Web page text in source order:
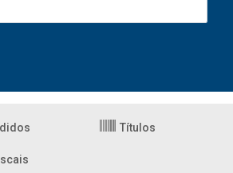
Títulos